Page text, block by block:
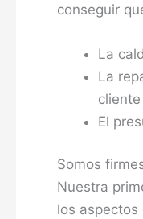
conseguir
La
La
cliente
El
Somos
Nuestra
los